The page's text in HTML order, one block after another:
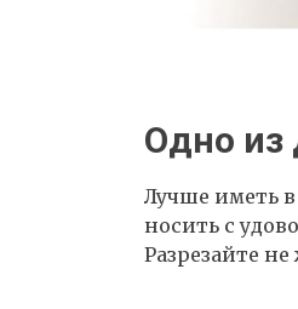
Одно из
Лучше иметь
носить с
Разрезайте не